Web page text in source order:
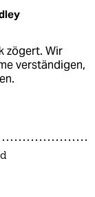
zögert. Wir
verständigen,